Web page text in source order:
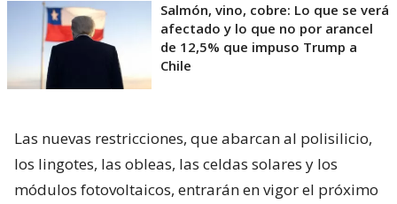
Salmón, vino, cobre: Lo que se verá
afectado y lo que no por arancel
de 12,5% que impuso Trump a
Chile
Las nuevas restricciones, que abarcan al polisilicio,
los lingotes, las obleas, las celdas solares y los
módulos fotovoltaicos, entrarán en vigor el próximo